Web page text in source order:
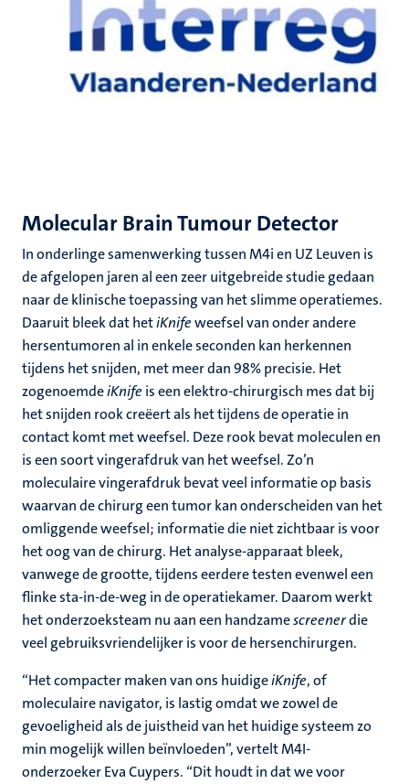
Molecular Brain Tumour Detector
In onderlinge samenwerking tussen M4i en UZ Leuven is
de afgelopen jaren al een zeer uitgebreide studie gedaan
naar de klinische toepassing van het slimme operatiemes.
Daaruit bleek dat hetiKnifeweefsel van onder andere
hersentumoren al in enkele seconden kan herkennen
tijdens het snijden, met meer dan 98% precisie. Het
zogenoemdeiKnifeis een elektro-chirurgisch mes dat bij
het snijden rook creëert als het tijdens de operatie in
contact komt met weefsel. Deze rook bevat moleculen en
is een soort vingerafdruk van het weefsel. Zo’n
moleculaire vingerafdruk bevat veel informatie op basis
waarvan de chirurg een tumor kan onderscheiden van het
omliggende weefsel; informatie die niet zichtbaar is voor
het oog van de chirurg. Het analyse-apparaat bleek,
vanwege de grootte, tijdens eerdere testen evenwel een
flinke sta-in-de-weg in de operatiekamer. Daarom werkt
het onderzoeksteam nu aan een handzamescreenerdie
veel gebruiksvriendelijker is voor de hersenchirurgen.
“Het compacter maken van ons huidigeiKnife, of
moleculaire navigator, is lastig omdat we zowel de
gevoeligheid als de juistheid van het huidige systeem zo
min mogelijk willen beïnvloeden”, vertelt M4I-
onderzoeker Eva Cuypers. “Dit houdt in dat we voor